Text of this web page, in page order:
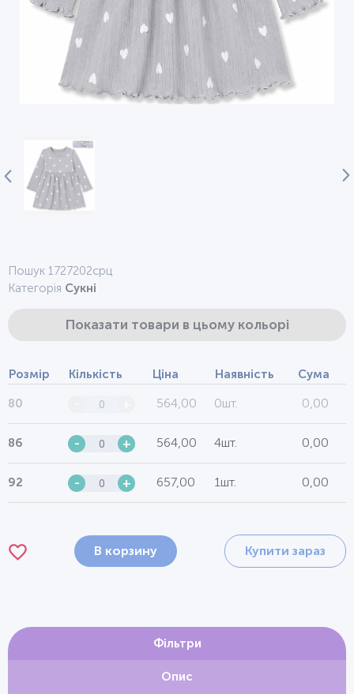
Пошук 1727202срц
Категорія Сукні
Показати товари в цьому кольорі
Розмір Кількість Ціна Наявність Сума
80 564,00 0шт. 0,00
86 - + 564,00 4шт. 0,00
92 - + 657,00 1шт. 0,00
В корзину Купити зараз
Фільтри
Опис